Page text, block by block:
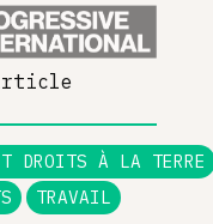
DROITS À LA TERRE
TRAVAIL